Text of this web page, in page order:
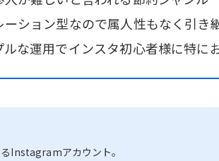
ーション型なので属人性もなく引き
ルな運用でインスタ初心者様に特に
Instagramアカウント。